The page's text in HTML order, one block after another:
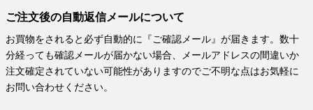
ご注文後の自動返信メールについて
お買物をされると必ず自動的に『ご確認メール』が届きます。数十
分経っても確認メールが届かない場合、メールアドレスの間違いか
注文確定されていない可能性がありますのでご不明な点はお気軽に
お問い合わせください。